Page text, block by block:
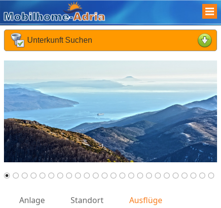
Unterkunft Suchen
Späteste Abreise :
Reisende :
Reisedauer :
Suchen
Anlage Standort Ausflüge